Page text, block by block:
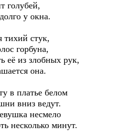
голубей,
у окна.
тихий стук,
горбуна,
её из злобных рук,
она.
в платье белом
вниз ведут.
несмело
несколько минут.